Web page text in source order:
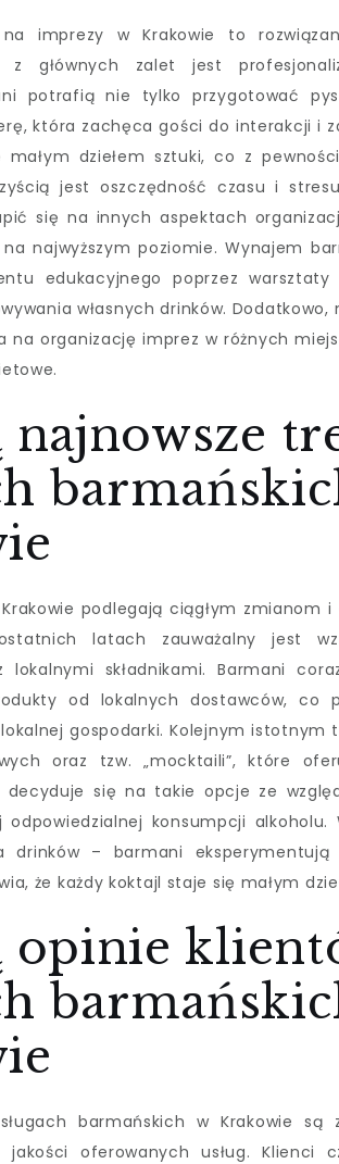
imprezy w Krakowie to
z głównych zalet jest
potrafią nie tylko przygotować
która zachęca gości do interakcji i
dziełem sztuki, co z
jest oszczędność czasu i
się na innych aspektach
na najwyższym poziomie. Wynajem
edukacyjnego poprzez
własnych drinków.
na organizację imprez w różnych
najnowsze
Krakowie podlegają ciągłym
latach zauważalny jest
lokalnymi składnikami. Barmani
od lokalnych dostawców, co
gospodarki. Kolejnym
oraz tzw. „mocktaili”, które
decyduje się na takie opcje ze
odpowiedzialnej konsumpcji
drinków – barmani
że każdy koktajl staje się małym
opinie
barmańskich w Krakowie są
oferowanych usług. Klienci